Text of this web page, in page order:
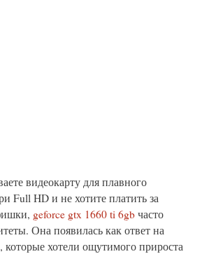
видеокарту для плавного
Full HD и не хотите платить за
geforce gtx 1660 ti 6gb часто
Она появилась как ответ на
которые хотели ощутимого прироста